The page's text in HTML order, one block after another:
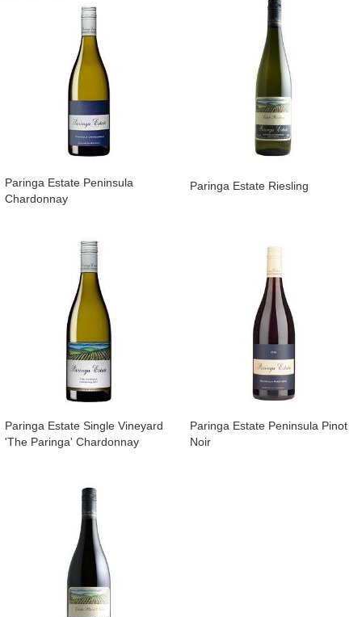
​Paringa Estate Peninsula
Chardonnay
​Paringa Estate Riesling
​Paringa Estate Single Vineyard
'The Paringa' Chardonnay
​Paringa Estate Peninsula Pinot
Noir